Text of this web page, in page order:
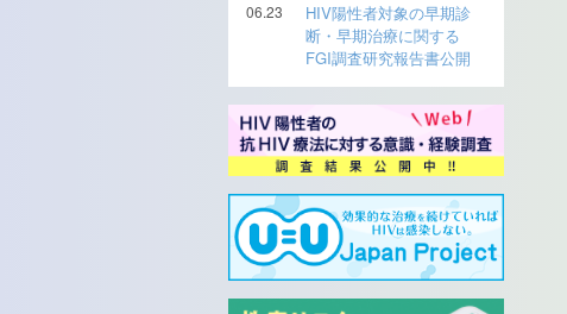
06.23
HIV陽性者対象の早期診
断・早期治療に関する
FGI調査研究報告書公開